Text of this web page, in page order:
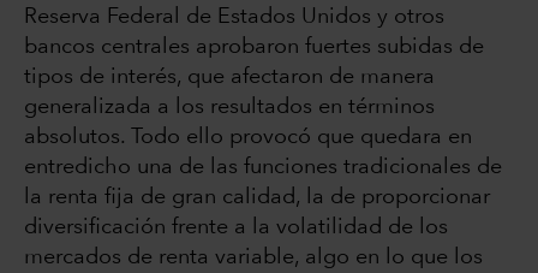
Reserva Federal de Estados Unidos y otros
bancos centrales aprobaron fuertes subidas de
tipos de interés, que afectaron de manera
generalizada a los resultados en términos
absolutos. Todo ello provocó que quedara en
entredicho una de las funciones tradicionales de
la renta fija de gran calidad, la de proporcionar
diversificación frente a la volatilidad de los
mercados de renta variable, algo en lo que los